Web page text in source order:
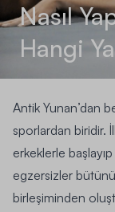
Nasıl
Hangi
Antik Yunan’dan
sporlardan biridir.
erkeklerle
egzersizler
birleşiminden